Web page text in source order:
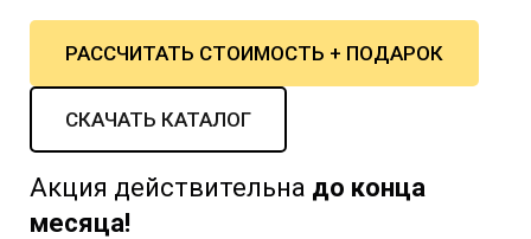
РАССЧИТАТЬ СТОИМОСТЬ + ПОДАРОК
СКАЧАТЬ КАТАЛОГ
Акция действительна до конца
месяца!